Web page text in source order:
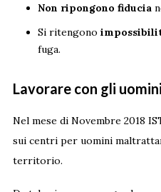
Non ripongono fiducia
Si ritengono
fuga.
Lavorare con gli uomini
Nel mese di Novembre 2018
sui centri per uomini
territorio.